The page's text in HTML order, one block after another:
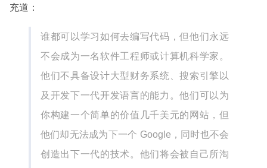
充道：
谁都可以学习如何去编写代码，但他们永远
不会成为一名软件工程师或计算机科学家。
他们不具备设计大型财务系统、搜索引擎以
及开发下一代开发语言的能力。他们可以为
你构建一个简单的价值几千美元的网站，但
他们却无法成为下一个 Google，同时也不会
创造出下一代的技术。他们将会被自己所淘